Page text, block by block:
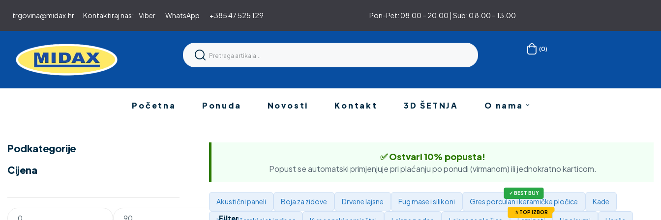
trgovina@midax.hr Kontaktiraj nas: Viber WhatsApp +385 47 525 129 Pon-Pet: 08.00 – 20.00 | Sub: 0 8.00 – 13.00
(0)
Početna Ponuda Novosti Kontakt 3D ŠETNJA O nama
✅ Ostvari 10% popusta!
Popust se automatski primjenjuje pri plaćanju po ponudi (virmanom) ili jednokratno karticom.
Akustični paneli Boja za zidove Drvene lajsne Fug mase i silikoni Gres porculan i keramičke pločice Kade
Podkategorije
Cijena
Filter